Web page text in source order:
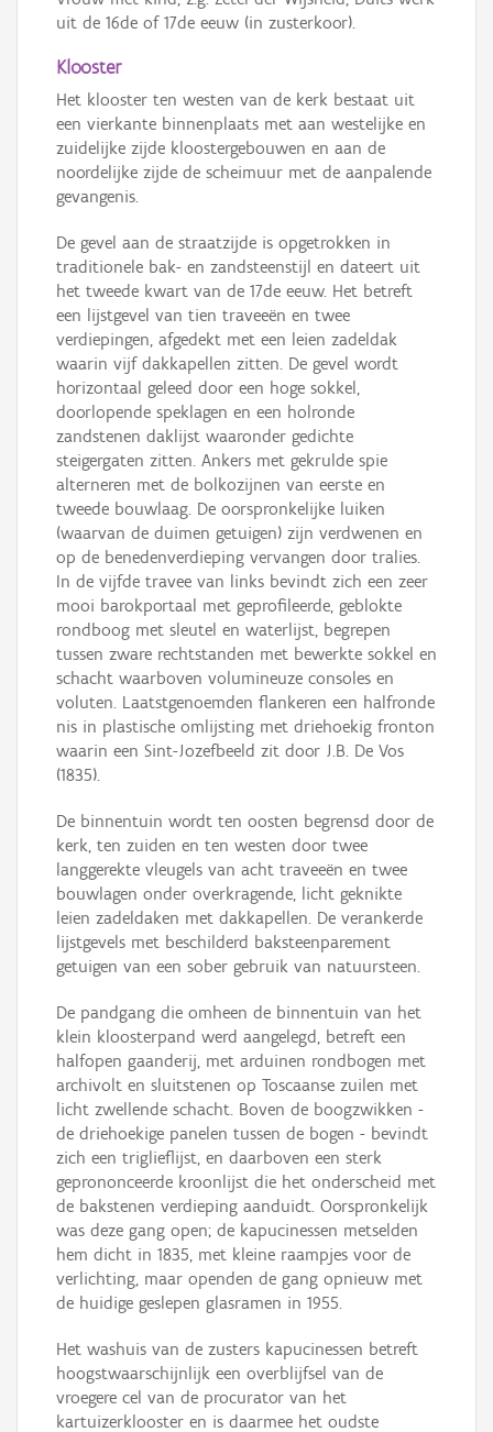
uit de 16de of 17de eeuw (in zusterkoor).
Klooster
Het klooster ten westen van de kerk bestaat uit
een vierkante binnenplaats met aan westelijke en
zuidelijke zijde kloostergebouwen en aan de
noordelijke zijde de scheimuur met de aanpalende
gevangenis.
De gevel aan de straatzijde is opgetrokken in
traditionele bak- en zandsteenstijl en dateert uit
het tweede kwart van de 17de eeuw. Het betreft
een lijstgevel van tien traveeën en twee
verdiepingen, afgedekt met een leien zadeldak
waarin vijf dakkapellen zitten. De gevel wordt
horizontaal geleed door een hoge sokkel,
doorlopende speklagen en een holronde
zandstenen daklijst waaronder gedichte
steigergaten zitten. Ankers met gekrulde spie
alterneren met de bolkozijnen van eerste en
tweede bouwlaag. De oorspronkelijke luiken
(waarvan de duimen getuigen) zijn verdwenen en
op de benedenverdieping vervangen door tralies.
In de vijfde travee van links bevindt zich een zeer
mooi barokportaal met geprofileerde, geblokte
rondboog met sleutel en waterlijst, begrepen
tussen zware rechtstanden met bewerkte sokkel en
schacht waarboven volumineuze consoles en
voluten. Laatstgenoemden flankeren een halfronde
nis in plastische omlijsting met driehoekig fronton
waarin een Sint-Jozefbeeld zit door J.B. De Vos
(1835).
De binnentuin wordt ten oosten begrensd door de
kerk, ten zuiden en ten westen door twee
langgerekte vleugels van acht traveeën en twee
bouwlagen onder overkragende, licht geknikte
leien zadeldaken met dakkapellen. De verankerde
lijstgevels met beschilderd baksteenparement
getuigen van een sober gebruik van natuursteen.
De pandgang die omheen de binnentuin van het
klein kloosterpand werd aangelegd, betreft een
halfopen gaanderij, met arduinen rondbogen met
archivolt en sluitstenen op Toscaanse zuilen met
licht zwellende schacht. Boven de boogzwikken -
de driehoekige panelen tussen de bogen - bevindt
zich een triglieflijst, en daarboven een sterk
geprononceerde kroonlijst die het onderscheid met
de bakstenen verdieping aanduidt. Oorspronkelijk
was deze gang open; de kapucinessen metselden
hem dicht in 1835, met kleine raampjes voor de
verlichting, maar openden de gang opnieuw met
de huidige geslepen glasramen in 1955.
Het washuis van de zusters kapucinessen betreft
hoogstwaarschijnlijk een overblijfsel van de
vroegere cel van de procurator van het
kartuizerklooster en is daarmee het oudste